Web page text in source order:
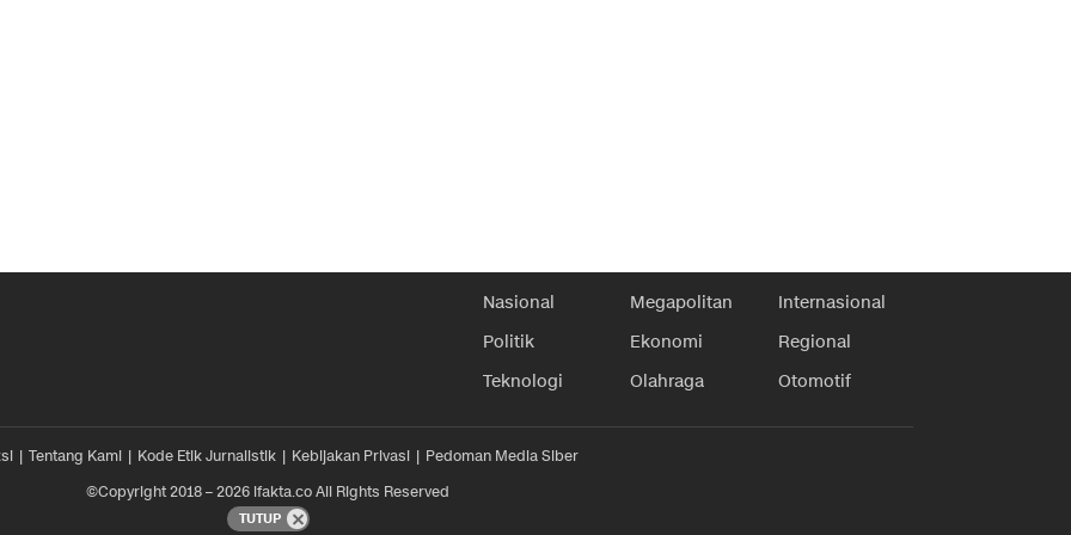
Nasional Megapolitan
Internasional
Politik
Ekonomi
Regional
Teknologi
Olahraga Otomotif
Tentang Kami Kode Etik Jurnalistik Kebijakan Privasi
Pedoman Media Siber
©Copyright 2018 – 2026 ifakta.co All Rights Reserved
TUTUP